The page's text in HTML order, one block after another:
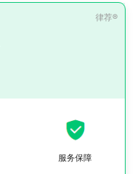
服务保障